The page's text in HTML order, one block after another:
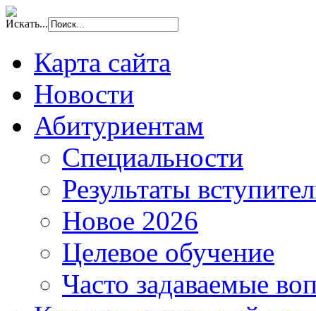
Искать...
Карта сайта
Новости
Абитуриентам
Специальности
Результаты
Новое 2026
Целевое обучение
Часто задаваемые